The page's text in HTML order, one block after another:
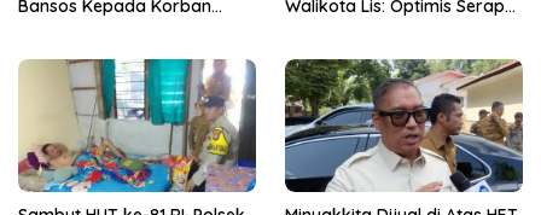
Bansos Kepada Korban
Walikota Lis: Optimis Serap